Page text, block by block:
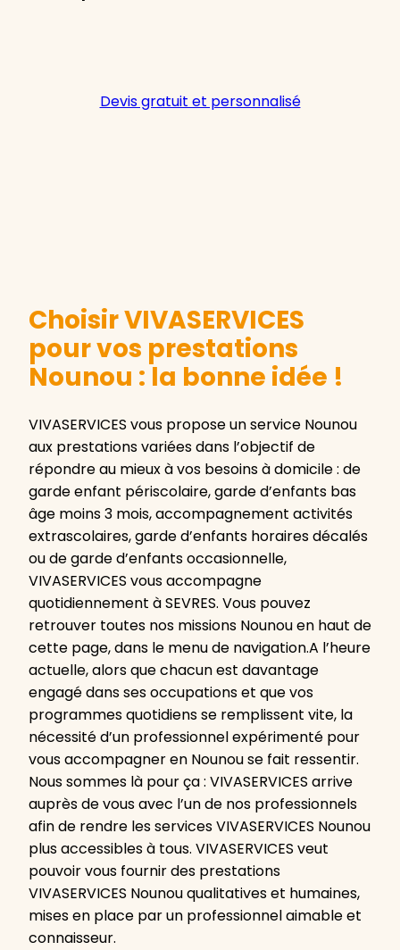
Devis gratuit et personnalisé
Choisir VIVASERVICES
pour vos prestations
Nounou : la bonne idée !
VIVASERVICES vous propose un service Nounou
aux prestations variées dans l’objectif de
répondre au mieux à vos besoins à domicile : de
garde enfant périscolaire, garde d’enfants bas
âge moins 3 mois, accompagnement activités
extrascolaires, garde d’enfants horaires décalés
ou de garde d’enfants occasionnelle,
VIVASERVICES vous accompagne
quotidiennement à SEVRES. Vous pouvez
retrouver toutes nos missions Nounou en haut de
cette page, dans le menu de navigation.A l’heure
actuelle, alors que chacun est davantage
engagé dans ses occupations et que vos
programmes quotidiens se remplissent vite, la
nécessité d’un professionnel expérimenté pour
vous accompagner en Nounou se fait ressentir.
Nous sommes là pour ça : VIVASERVICES arrive
auprès de vous avec l’un de nos professionnels
afin de rendre les services VIVASERVICES Nounou
plus accessibles à tous. VIVASERVICES veut
pouvoir vous fournir des prestations
VIVASERVICES Nounou qualitatives et humaines,
mises en place par un professionnel aimable et
connaisseur.